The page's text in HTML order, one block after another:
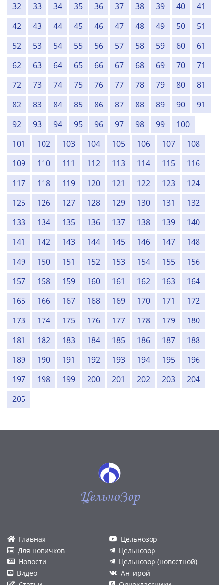
32
33 34 35 36 37 38 39 40
41
42
43 44 45 46 47 48 49 50
51
52
53 54 55 56 57 58 59 60
61
62
63 64 65 66 67 68 69 70
71
72
73 74 75 76 77 78 79 80
81
82
83 84 85 86 87 88 89 90
91
92
93 94 95 96 97 98 99
100
101
102 103 104 105 106 107
108
109
110 111 112 113 114 115
116
117
118 119 120 121 122 123
124
125
126 127 128 129 130 131
132
133
134 135 136 137 138 139
140
141
142 143 144 145 146 147
148
149
150 151 152 153 154 155
156
157
158 159 160 161 162 163
164
165
166 167 168 169 170 171
172
173
174 175 176 177 178 179
180
181
182 183 184 185 186 187
188
189
190 191 192 193 194 195
196
197
198 199 200 201 202 203
204
205
ЦельноЗор
Главная
Для новичков
Новости
Видео
Цельнозор
Цельнозор
Цельнозор (новостной)
Антирой